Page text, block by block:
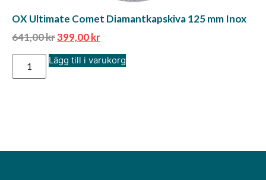
OX Ultimate Comet Diamantkapskiva 125 mm Inox
641,00kr399,00kr
Lägg till i varukorg